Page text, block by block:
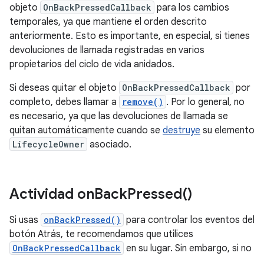
objeto OnBackPressedCallback para los cambios
temporales, ya que mantiene el orden descrito
anteriormente. Esto es importante, en especial, si tienes
devoluciones de llamada registradas en varios
propietarios del ciclo de vida anidados.
Si deseas quitar el objeto OnBackPressedCallback por
completo, debes llamar a
remove() . Por lo general, no
es necesario, ya que las devoluciones de llamada se
quitan automáticamente cuando se destruye su elemento
LifecycleOwner asociado.
Actividad onBackPressed()
Si usas onBackPressed() para controlar los eventos del
botón Atrás, te recomendamos que utilices
OnBackPressedCallback en su lugar. Sin embargo, si no